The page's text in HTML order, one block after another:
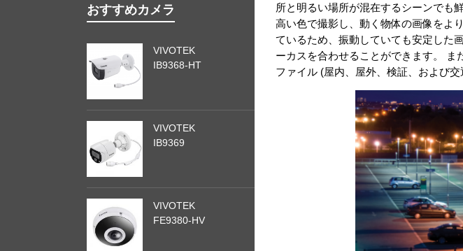
所と明るい場所が混在するシーンでも
高い色で撮影し、動く物体の画像をよ
ているため、振動していても安定した
ーカスを合わせることができます。 ま
ファイル (屋内、屋外、検証、および交
おすすめカメラ
VIVOTEK
IB9368-HT
VIVOTEK
IB9369
VIVOTEK
FE9380-HV